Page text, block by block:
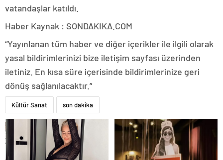
vatandaşlar katıldı.
Haber Kaynak : SONDAKIKA.COM
“Yayınlanan tüm haber ve diğer içerikler ile ilgili olarak
yasal bildirimlerinizi bize iletişim sayfası üzerinden
iletiniz. En kısa süre içerisinde bildirimlerinize geri
dönüş sağlanılacaktır.”
Kültür Sanat son dakika